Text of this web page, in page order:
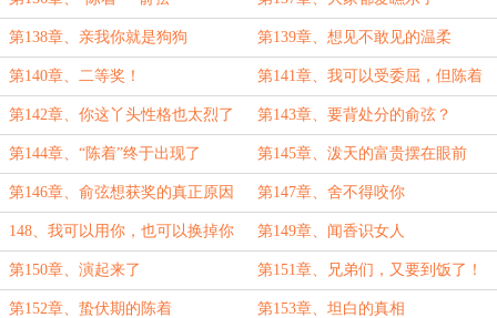
第138章、亲我你就是狗狗 第139章、想见不敢见的温柔
第140章、二等奖！ 第141章、我可以受委屈，但陈着
不行！
第142章、你这丫头性格也太烈了 第143章、要背处分的俞弦？
第144章、“陈着”终于出现了 第145章、泼天的富贵摆在眼前
第146章、俞弦想获奖的真正原因 第147章、舍不得咬你
148、我可以用你，也可以换掉你 第149章、闻香识女人
第150章、演起来了 第151章、兄弟们，又要到饭了！
第152章、蛰伏期的陈着 第153章、坦白的真相